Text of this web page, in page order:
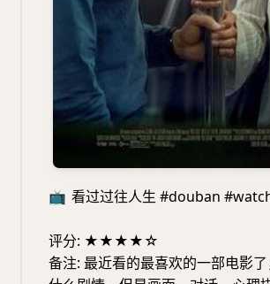
📺 看过过往人生 #douban
评分: ★★★★☆
备注: 最近看的最喜欢的一部电影